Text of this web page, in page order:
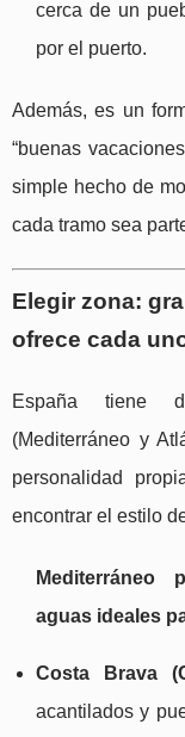
cerca de un
por el puerto.
Además, es un
“buenas
simple hecho de
cada tramo sea
Elegir zona:
ofrece cada
España tiene
(Mediterráneo y
personalidad
encontrar el estilo
Mediterráneo
aguas ideales
Costa Brava
acantilados y